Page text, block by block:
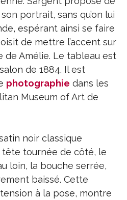
portrait, sans qu’on lui
espérant ainsi se faire
de mettre l’accent sur
de Amélie. Le tableau est
de 1884. Il est
photographie dans les
Museum of Art de
noir classique
tête tournée de côté, le
loin, la bouche serrée,
baissé. Cette
à la pose, montre